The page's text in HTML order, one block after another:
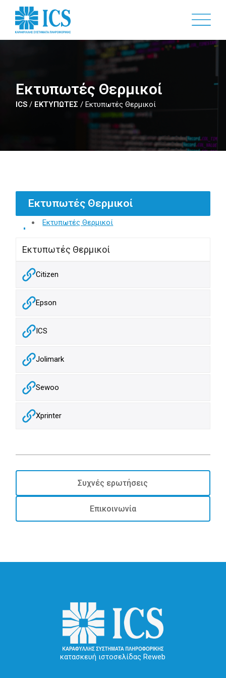
Skip
main
Εκτυπωτές Θερμικοί
ICS / ΕΚΤΥΠΩΤΕΣ /Εκτυπωτές Θερμικοί
Εκτυπωτές Θερμικοί
Εκτυπωτές Θερμικοί
Εκτυπωτές Θερμικοί
Citizen
Epson
ICS
Jolimark
Sewoo
Xprinter
Συχνές ερωτήσεις
Επικοινωνία
κατασκευή ιστοσελίδας Reweb